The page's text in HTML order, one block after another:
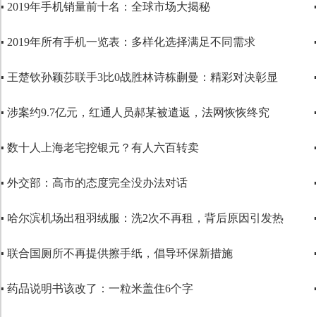
▪ 2019年手机销量前十名：全球市场大揭秘
▪ 2019年所有手机一览表：多样化选择满足不同需求
▪ 王楚钦孙颖莎联手3比0战胜林诗栋蒯曼：精彩对决彰显
▪ 涉案约9.7亿元，红通人员郝某被遣返，法网恢恢终究
▪ 数十人上海老宅挖银元？有人六百转卖
▪ 外交部：高市的态度完全没办法对话
▪ 哈尔滨机场出租羽绒服：洗2次不再租，背后原因引发热
▪ 联合国厕所不再提供擦手纸，倡导环保新措施
▪ 药品说明书该改了：一粒米盖住6个字